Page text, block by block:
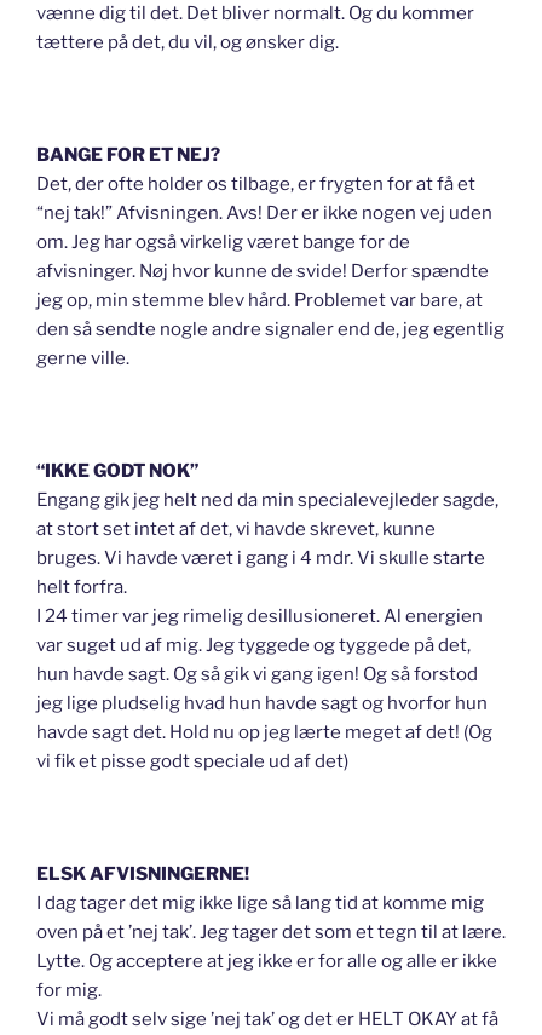
vænne dig til det. Det bliver normalt. Og du kommer
tættere på det, du vil, og ønsker dig.
BANGE FOR ET NEJ?
Det, der ofte holder os tilbage, er frygten for at få et
“nej tak!” Afvisningen. Avs! Der er ikke nogen vej uden
om. Jeg har også virkelig været bange for de
afvisninger. Nøj hvor kunne de svide! Derfor spændte
jeg op, min stemme blev hård. Problemet var bare, at
den så sendte nogle andre signaler end de, jeg egentlig
gerne ville.
“IKKE GODT NOK”
Engang gik jeg helt ned da min specialevejleder sagde,
at stort set intet af det, vi havde skrevet, kunne
bruges. Vi havde været i gang i 4 mdr. Vi skulle starte
helt forfra.
I 24 timer var jeg rimelig desillusioneret. Al energien
var suget ud af mig. Jeg tyggede og tyggede på det,
hun havde sagt. Og så gik vi gang igen! Og så forstod
jeg lige pludselig hvad hun havde sagt og hvorfor hun
havde sagt det. Hold nu op jeg lærte meget af det! (Og
vi fik et pisse godt speciale ud af det)
ELSK AFVISNINGERNE!
I dag tager det mig ikke lige så lang tid at komme mig
oven på et ’nej tak’. Jeg tager det som et tegn til at lære.
Lytte. Og acceptere at jeg ikke er for alle og alle er ikke
for mig.
Vi må godt selv sige ’nej tak’ og det er HELT OKAY at få